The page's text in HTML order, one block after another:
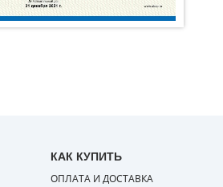
КАК КУПИТЬ
ОПЛАТА И ДОСТАВКА